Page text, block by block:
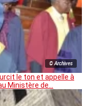
© Archives
le ton et appelle à
Ministère de…